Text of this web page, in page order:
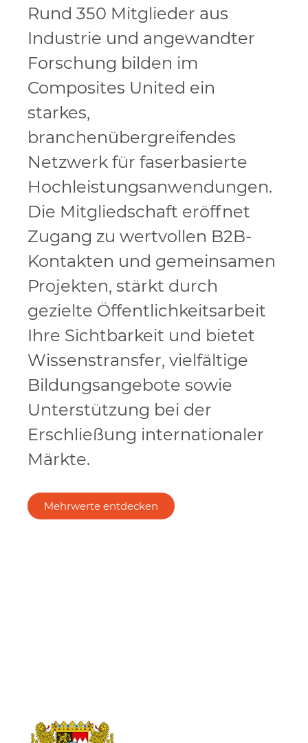
Rund 350 Mitglieder aus
Industrie und angewandter
Forschung bilden im
Composites United ein
starkes,
branchenübergreifendes
Netzwerk für faserbasierte
Hochleistungsanwendungen.
Die Mitgliedschaft eröffnet
Zugang zu wertvollen B2B-
Kontakten und gemeinsamen
Projekten, stärkt durch
gezielte Öffentlichkeitsarbeit
Ihre Sichtbarkeit und bietet
Wissenstransfer, vielfältige
Bildungsangebote sowie
Unterstützung bei der
Erschließung internationaler
Märkte.
Mehrwerte entdecken